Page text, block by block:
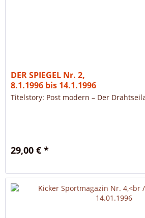
DER SPIEGEL Nr. 2,
8.1.1996 bis 14.1.1996
Titelstory: Post modern – Der
29,00 € *